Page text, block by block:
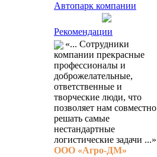
Автопарк компании
Рекомендации
«... Сотрудники
компании прекрасные
профессионалы и
доброжелательные,
ответственные и
творческие люди, что
позволяет нам совместно
решать самые
нестандартные
логистические задачи ...»
ООО «Агро-ДМ»